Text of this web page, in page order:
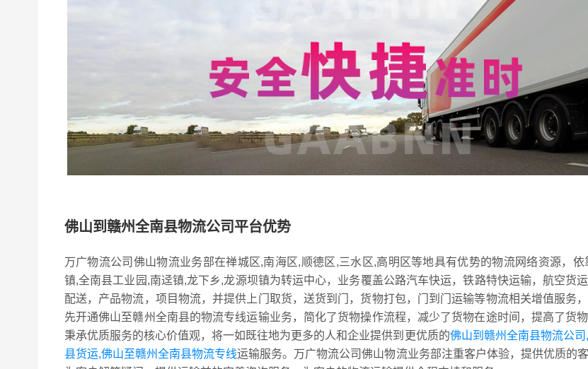
佛山到赣州全南县物流公司平台优势
万广物流公司佛山物流业务部在禅城区,南海区,顺德区,三水区,高明区等地具有优势的物流网络资源，依
镇,全南县工业园,南迳镇,龙下乡,龙源坝镇为转运中心，业务覆盖公路汽车快运，铁路特快运输，航空货
配送，产品物流，项目物流，并提供上门取货，送货到门，货物打包，门到门运输等物流相关增值服务
先开通佛山至赣州全南县的物流专线运输业务，简化了货物操作流程，减少了货物在途时间，提高了货
秉承优质服务的核心价值观，将一如既往地为更多的人和企业提供到更优质的佛山到赣州全南县物流公
县货运,佛山至赣州全南县物流专线运输服务。万广物流公司佛山物流业务部注重客户体验，提供优质的